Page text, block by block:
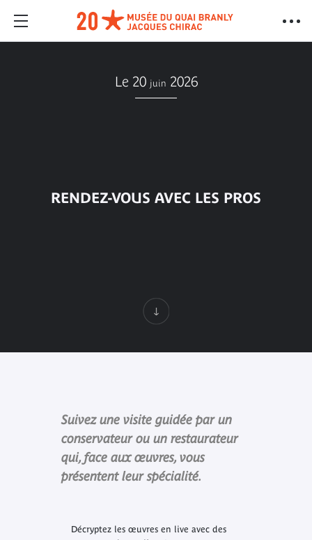
Le 20 juin 2026
RENDEZ-VOUS AVEC LES PROS
Suivez une visite guidée par un
conservateur ou un restaurateur
qui, face aux œuvres, vous
présentent leur spécialité.
Décryptez les œuvres en live avec des